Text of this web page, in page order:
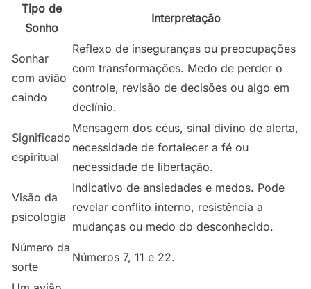
Tipo de
Sonho
Interpretação
Sonhar
com avião
caindo
Reflexo de inseguranças ou preocupações
com transformações. Medo de perder o
controle, revisão de decisões ou algo em
declínio.
Significado
espiritual
Mensagem dos céus, sinal divino de alerta,
necessidade de fortalecer a fé ou
necessidade de libertação.
Visão da
psicologia
Indicativo de ansiedades e medos. Pode
revelar conflito interno, resistência a
mudanças ou medo do desconhecido.
Número da
sorte
Números 7, 11 e 22.